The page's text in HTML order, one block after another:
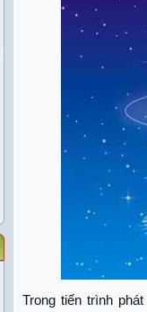
Trong tiến trình